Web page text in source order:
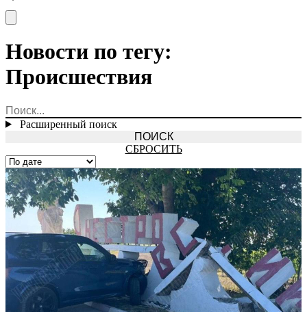
Новости по тегу:
Происшествия
Расширенный поиск
СБРОСИТЬ